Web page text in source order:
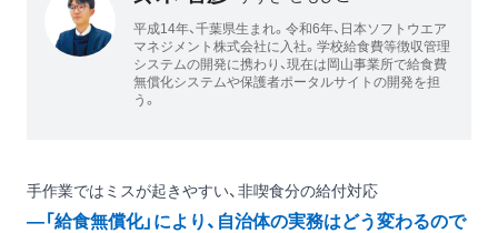
平成14年、千葉県生まれ。令和6年、日本ソフトウエア
マネジメント株式会社に入社。学校給食費等徴収管理
システムの開発に携わり、現在は岡山事業所で給食費
無償化システムや保護者ポータルサイトの開発を担
う。
手作業ではミスが起きやすい、非喫食分の給付対応
―「給食無償化」により、自治体の実務はどう変わるので